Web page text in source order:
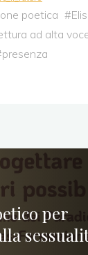
poetica #
ad alta
presenza
per